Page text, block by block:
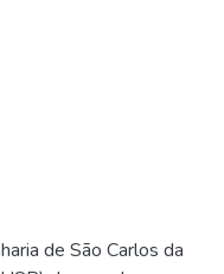
de São Carlos da